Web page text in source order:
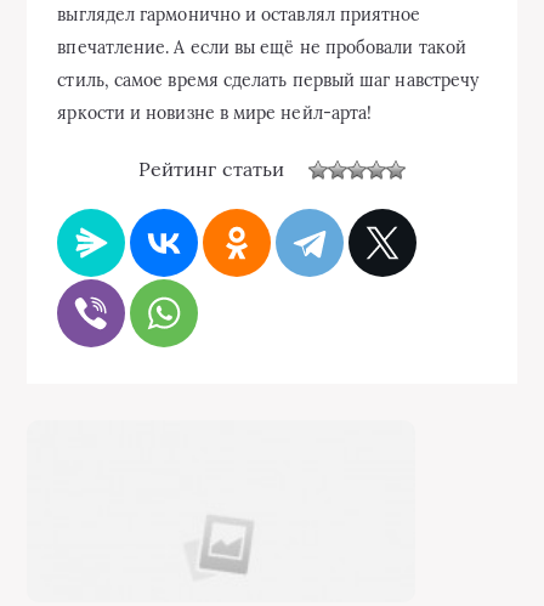
выглядел гармонично и оставлял приятное
впечатление. А если вы ещё не пробовали такой
стиль, самое время сделать первый шаг навстречу
яркости и новизне в мире нейл-арта!
Рейтинг статьи